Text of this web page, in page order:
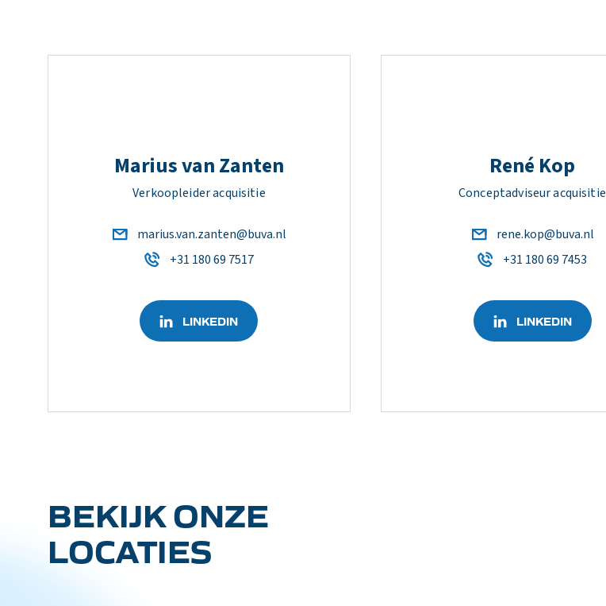
Marius van Zanten
Verkoopleider acquisitie
marius.van.zanten@buva.nl
+31 180 69 7517
LINKEDIN
René Kop
Conceptadviseur acquisitie
rene.kop@buva.nl
+31 180 69 7453
LINKEDIN
BEKIJK ONZE
LOCATIES